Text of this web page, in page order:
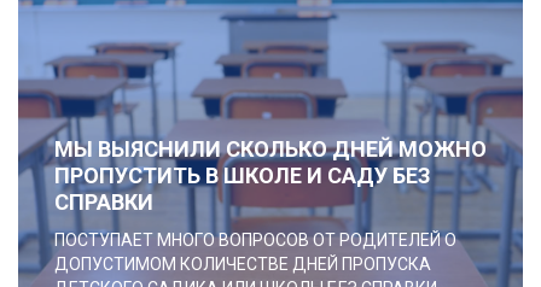
МЫ ВЫЯСНИЛИ СКОЛЬКО ДНЕЙ МОЖНО
ПРОПУСТИТЬ В ШКОЛЕ И САДУ БЕЗ
СПРАВКИ
ПОСТУПАЕТ МНОГО ВОПРОСОВ ОТ РОДИТЕЛЕЙ О
ДОПУСТИМОМ КОЛИЧЕСТВЕ ДНЕЙ ПРОПУСКА